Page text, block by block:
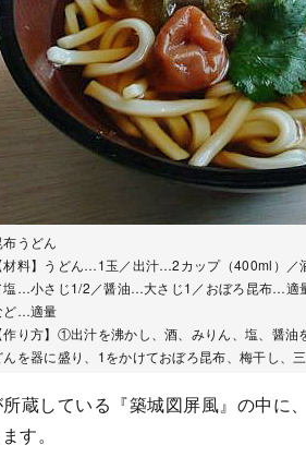
布うどん
材料】うどん…1玉／出汁…2カップ（400ml）
塩…小さじ1/2／醤油…大さじ1／おぼろ昆布…適
ど…適量
作り方】①出汁を沸かし、酒、みりん、塩、醤
んを器に盛り、1をかけておぼろ昆布、梅干し、
蔵している『築城図屏風』の中に
す。